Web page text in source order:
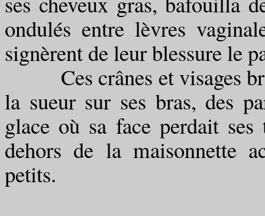
ondulés entre lèvres
signèrent de leur blessure le
Ces crânes et visages
la sueur sur ses bras, des
glace où sa face perdait
dehors de la maisonnette
petits.